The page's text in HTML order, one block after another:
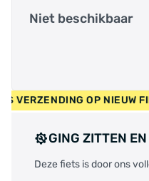
Niet beschikbaar
VERZENDING OP
GING ZITTEN EN
Deze fiets is door ons